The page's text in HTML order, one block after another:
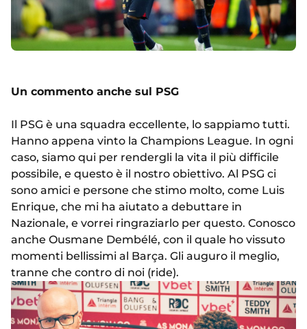
Un commento anche sul PSG
Il PSG è una squadra eccellente, lo sappiamo tutti.
Hanno appena vinto la Champions League. In ogni
caso, siamo qui per rendergli la vita il più difficile
possibile, e questo è il nostro obiettivo. Al PSG ci
sono amici e persone che stimo molto, come Luis
Enrique, che mi ha aiutato a debuttare in
Nazionale, e vorrei ringraziarlo per questo. Conosco
anche Ousmane Dembélé, con il quale ho vissuto
momenti bellissimi al Barça. Gli auguro il meglio,
tranne che contro di noi (ride).